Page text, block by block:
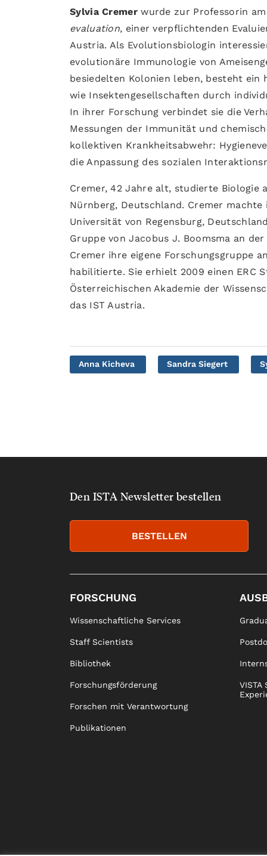
Sylvia Cremerwurde zur Professorin
evaluation, einer verpflichtenden
Austria. Als Evolutionsbiologin
evolutionäre Immunologie von
besiedelten Kolonien leben, besteht
wie Insektengesellschaften durch
In ihrer Forschung verbindet sie die
Messungen der Immunität und
kollektiven Krankheitsabwehr:
die Anpassung des sozialen
Cremer, 42 Jahre alt, studierte Biologie
Nürnberg, Deutschland. Cremer
Universität von Regensburg,
Gruppe von Jacobus J. Boomsma an
Cremer ihre eigene Forschungsgruppe
habilitierte. Sie erhielt 2009 einen ERC
Österreichischen Akademie der
das IST Austria.
Anna Kicheva Sandra Siegert
Den ISTA Newsletter bestellen
BESTELLEN
FORSCHUNG
Wissenschaftliche Services
Staff Scientists
Bibliothek
Forschungsförderung
Forschen mit Verantwortung
Publikationen
VISTA